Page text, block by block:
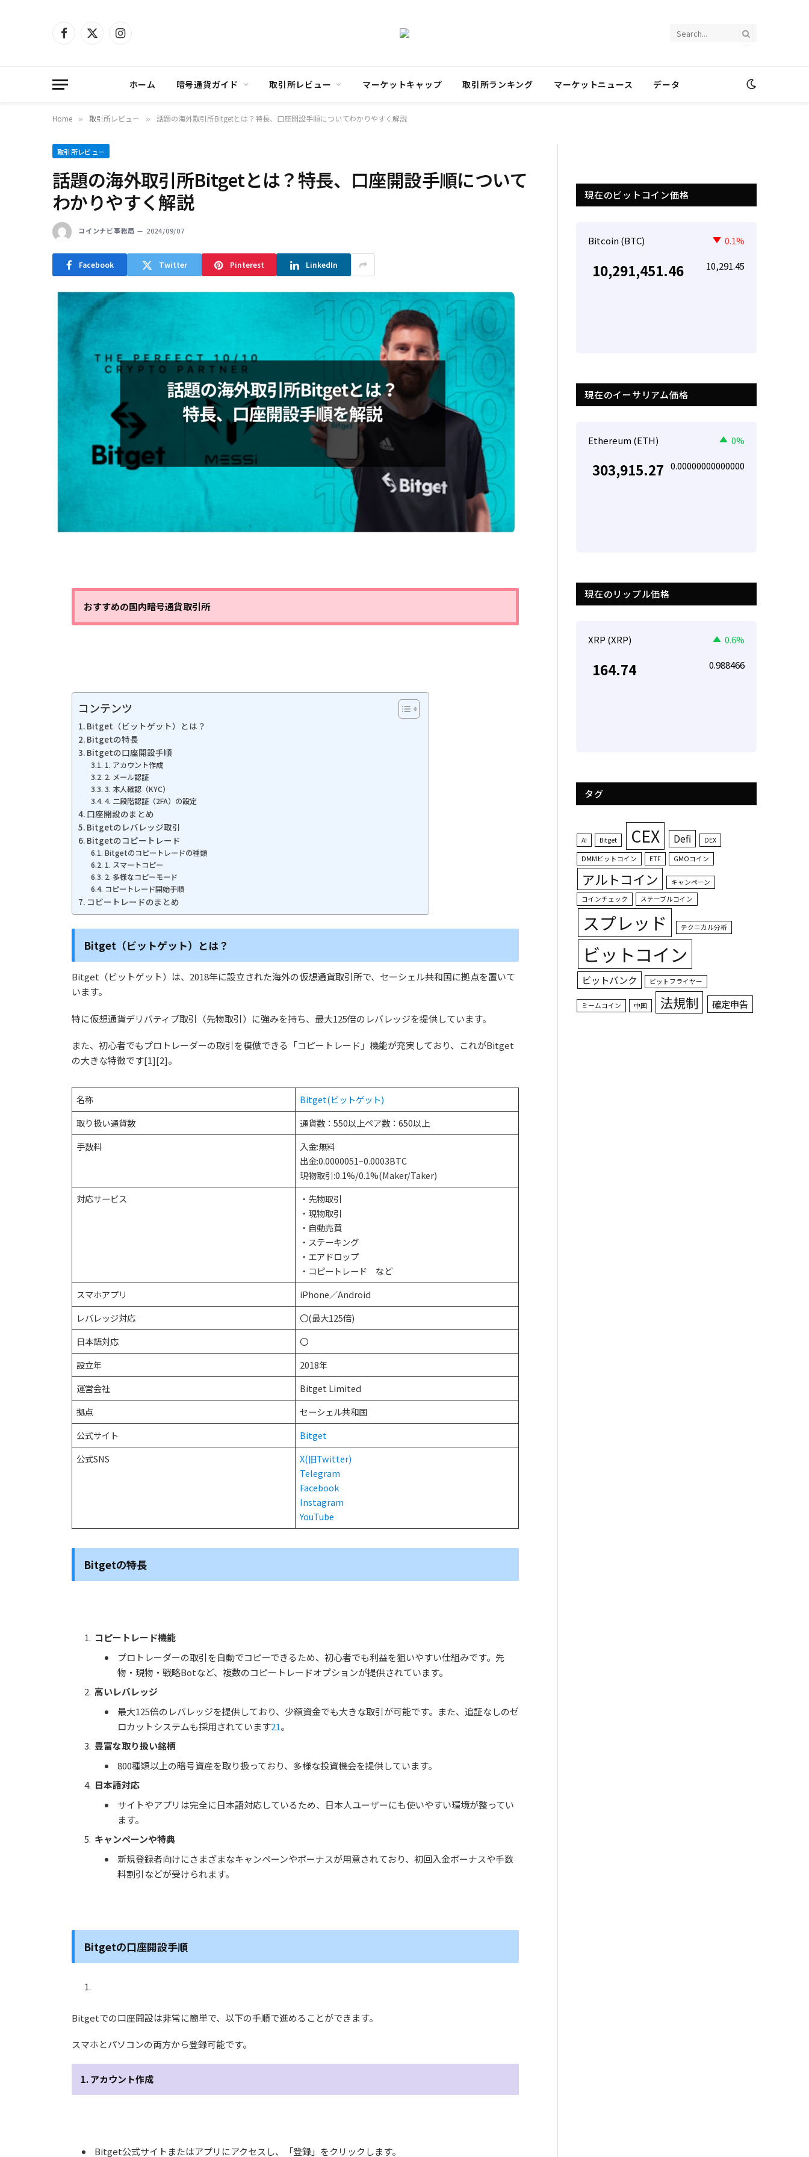
Facebook
X
Instagram
ホーム 暗号通貨ガイド 取引所レビュー マーケットキャップ 取引所ランキング マーケットニュース データ
Home » 取引所レビュー » 話題の海外取引所Bitgetとは？特長、口座開設手順についてわかりやすく解説
取引所レビュー
話題の海外取引所Bitgetとは？特長、口座開設手順について
わかりやすく解説
コインナビ事務局 2024/09/07
Facebook Twitter Pinterest LinkedIn
おすすめの国内暗号通貨取引所
コンテンツ
Bitget（ビットゲット）とは？
Bitgetの特長
Bitgetの口座開設手順
1. アカウント作成
2. メール認証
3. 本人確認（KYC）
4. 二段階認証（2FA）の設定
口座開設のまとめ
Bitgetのレバレッジ取引
Bitgetのコピートレード
Bitgetのコピートレードの種類
1. スマートコピー
2. 多様なコピーモード
コピートレード開始手順
コピートレードのまとめ
Bitget（ビットゲット）とは？
Bitget（ビットゲット）は、2018年に設立された海外の仮想通貨取引所で、セーシェル共和国に拠点を置いて
います。
特に仮想通貨デリバティブ取引（先物取引）に強みを持ち、最大125倍のレバレッジを提供しています。
また、初心者でもプロトレーダーの取引を模倣できる「コピートレード」機能が充実しており、これがBitget
の大きな特徴です[1][2]。
名称
Bitget(ビットゲット)
取り扱い通貨数
通貨数：550以上ペア数：650以上
手数料
入金:無料
出金:0.0000051~0.0003BTC
現物取引:0.1%/0.1%(Maker/Taker)
対応サービス
・先物取引
・現物取引
・自動売買
・ステーキング
・エアドロップ
・コピートレード など
スマホアプリ
iPhone／Android
レバレッジ対応
〇(最大125倍)
日本語対応
〇
設立年
2018年
運営会社
Bitget Limited
拠点
セーシェル共和国
公式サイト
Bitget
公式SNS
X(旧Twitter)
Telegram
Facebook
Instagram
YouTube
Bitgetの特長
コピートレード機能
プロトレーダーの取引を自動でコピーできるため、初心者でも利益を狙いやすい仕組みです。先
物・現物・戦略Botなど、複数のコピートレードオプションが提供されています。
高いレバレッジ
最大125倍のレバレッジを提供しており、少額資金でも大きな取引が可能です。また、追証なしのゼ
ロカットシステムも採用されています21。
豊富な取り扱い銘柄
800種類以上の暗号資産を取り扱っており、多様な投資機会を提供しています。
日本語対応
サイトやアプリは完全に日本語対応しているため、日本人ユーザーにも使いやすい環境が整ってい
ます。
キャンペーンや特典
新規登録者向けにさまざまなキャンペーンやボーナスが用意されており、初回入金ボーナスや手数
料割引などが受けられます。
Bitgetの口座開設手順
Bitgetでの口座開設は非常に簡単で、以下の手順で進めることができます。
スマホとパソコンの両方から登録可能です。
1. アカウント作成
Bitget公式サイトまたはアプリにアクセスし、「登録」をクリックします。
現在のビットコイン価格
Bitcoin (BTC) 0.1%
10,291,451.46 10,291.45
現在のイーサリアム価格
Ethereum (ETH) 0%
303,915.27 0.00000000000000
現在のリップル価格
XRP (XRP) 0.6%
164.74 0.988466
タグ
AI Bitget CEX Defi DEX
DMMビットコイン ETF GMOコイン
アルトコイン
キャンペーン
コインチェック
ステーブルコイン
スプレッド テクニカル分析
ビットコイン
ビットバンク ビットフライヤー
ミームコイン 中国 法規制 確定申告